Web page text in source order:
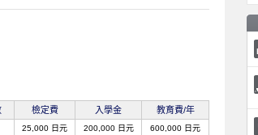
檢定費 入學金 教育費/年
25,000 日元 200,000 日元 600,000 日元